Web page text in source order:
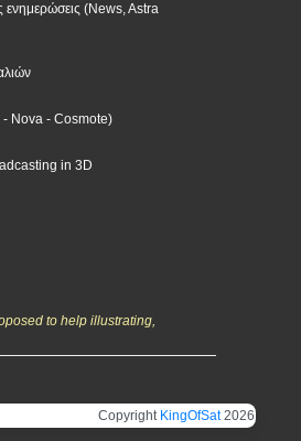
ενημερώσεις (News, Astra
- Nova - Cosmote)
in 3D
to help illustrating,
Copyright KingOfSat2026